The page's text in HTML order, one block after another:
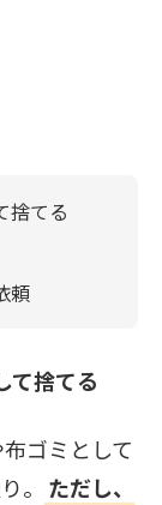
捨てる
頼
て捨てる
ゴミとして
。 ただし、